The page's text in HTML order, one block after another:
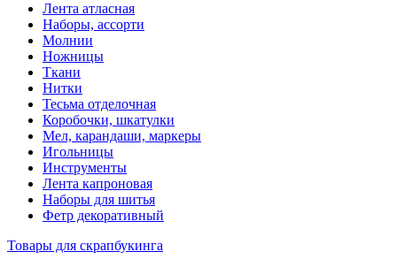
Лента атласная
Наборы, ассорти
Молнии
Ножницы
Ткани
Нитки
Тесьма отделочная
Коробочки, шкатулки
Мел, карандаши, маркеры
Игольницы
Инструменты
Лента капроновая
Наборы для шитья
Фетр декоративный
Товары для скрапбукинга